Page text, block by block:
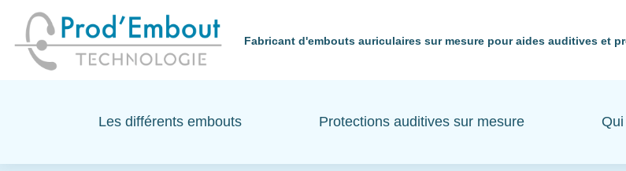
Fabricant d'embouts auriculaires sur mesure pour aides auditives et
Les différents embouts Protections auditives sur mesure